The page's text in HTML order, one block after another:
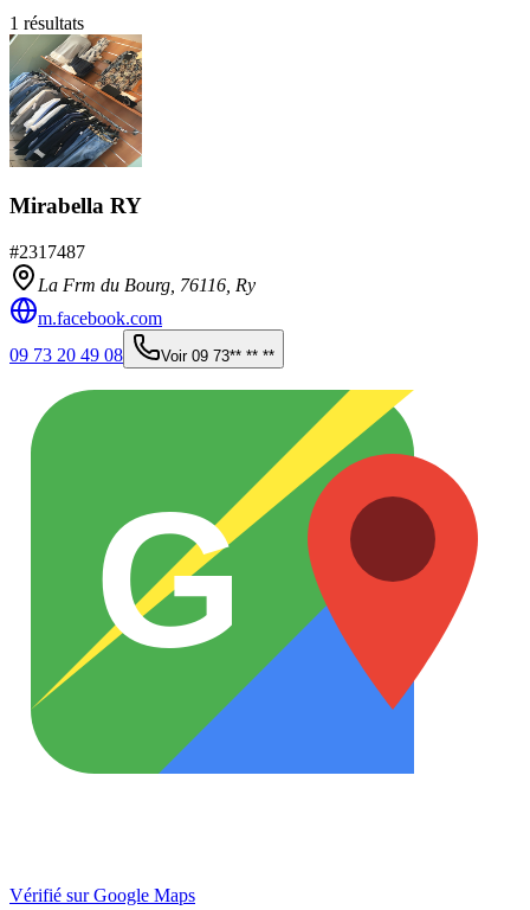
1 résultats
Mirabella RY
#2317487
La Frm du Bourg, 76116 Ry
m.facebook.com
09 73 20 49 08
Voir 09 73** ** **
G
Vérifié sur Google Maps